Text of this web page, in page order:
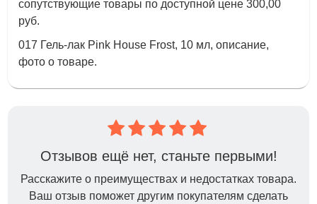
сопутствующие товары по доступной цене 300,00
руб.
017 Гель-лак Pink House Frost, 10 мл, описание,
фото о товаре.
Отзывов ещё нет, станьте первыми!
Расскажите о преимуществах и недостатках товара.
Ваш отзыв поможет другим покупателям сделать